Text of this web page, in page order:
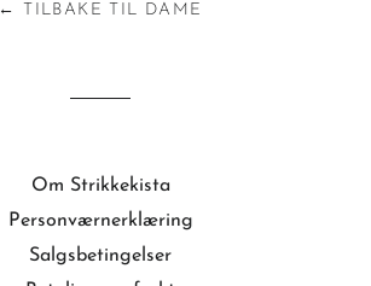
← TILBAKE TIL DAME
Om Strikkekista
Personværnerklæring
Salgsbetingelser